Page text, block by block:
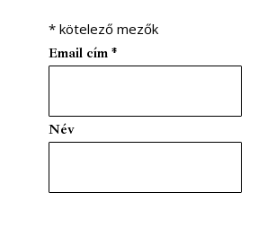
*kötelező mezők
Email cím *
Név